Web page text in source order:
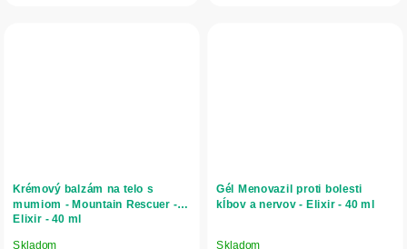
Krémový balzám na telo s
mumiom - Mountain Rescuer -
Elixir - 40 ml
Skladom
Gél Menovazil proti bolesti
kĺbov a nervov - Elixir - 40 ml
Skladom